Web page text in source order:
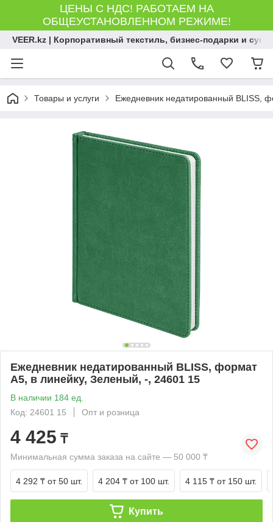
ЦЕНЫ С НДС! РАБОТАЕМ НА
ОБЩЕУСТАНОВЛЕННОМ РЕЖИМЕ!
VEER.kz | Корпоративный текстиль, бизнес-подарки и
Товары и услуги Ежедневник недатированный BLISS,
Ежедневник недатированный BLISS, формат
А5, в линейку, Зеленый, -, 24601 15
В наличии 184 ед.
Код: 24601 15
Опт и розница
4 425 ₸
Минимальная сумма заказа на сайте — 50 000 ₸
4 292 ₸ от 50 шт. 4 204 ₸ от 100 шт. 4 115 ₸ от 150 шт.
Купить